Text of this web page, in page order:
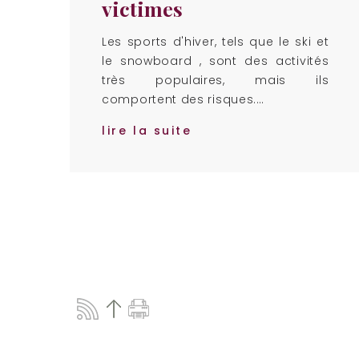
victimes
Les sports d'hiver, tels que le ski et
le snowboard , sont des activités
très populaires, mais ils
comportent des risques.…
lire la suite